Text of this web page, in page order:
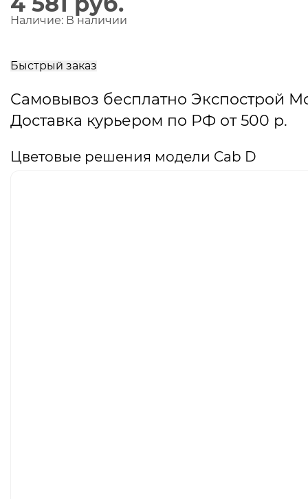
Наличие: В наличии
Быстрый заказ
Самовывоз бесплатно Экспострой
Доставка курьером по РФ от 500 р.
Цветовые решения модели Cab D